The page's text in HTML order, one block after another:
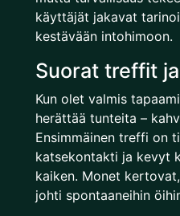
käyttäjät jakavat
kestävään intohimoon.
Suorat treffit
Kun olet valmis
herättää tunteita –
Ensimmäinen treffi on
katsekontakti ja kevyt
kaiken. Monet
johti spontaaneihin